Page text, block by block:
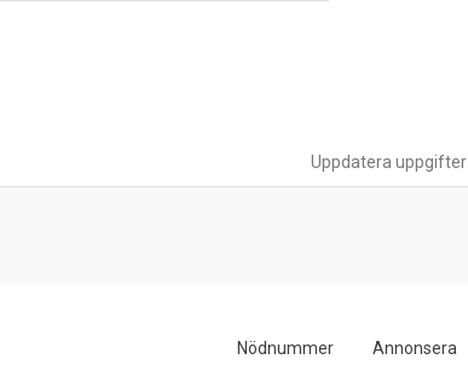
Uppdatera uppgifter
Nödnummer Annonsera